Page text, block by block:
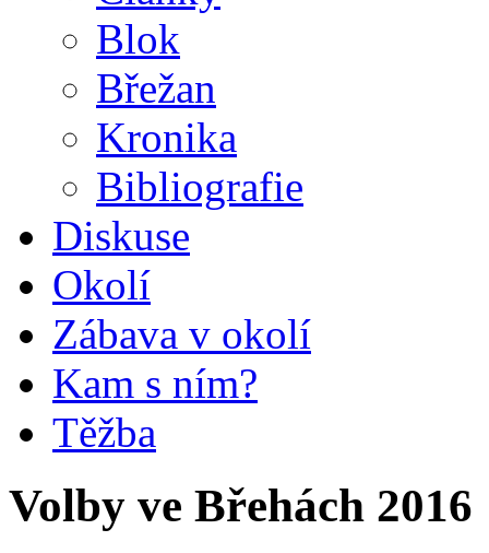
Blok
Břežan
Kronika
Bibliografie
Diskuse
Okolí
Zábava v okolí
Kam s ním?
Těžba
Volby ve Břehách 2016